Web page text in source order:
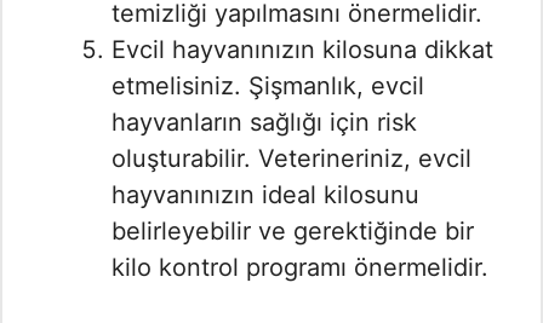
temizliği yapılmasını önermelidir.
Evcil hayvanınızın kilosuna dikkat
etmelisiniz. Şişmanlık, evcil
hayvanların sağlığı için risk
oluşturabilir. Veterineriniz, evcil
hayvanınızın ideal kilosunu
belirleyebilir ve gerektiğinde bir
kilo kontrol programı önermelidir.